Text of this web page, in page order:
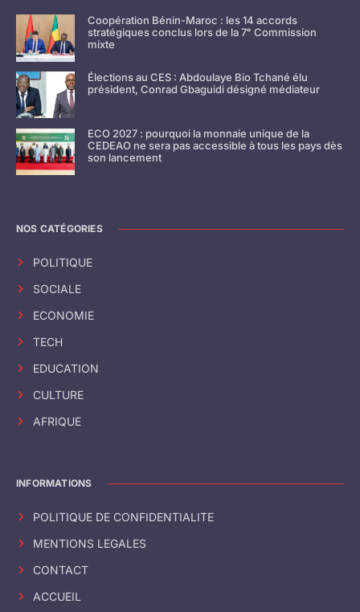
Coopération Bénin-Maroc : les 14 accords
stratégiques conclus lors de la 7ᵉ Commission
mixte
Élections au CES : Abdoulaye Bio Tchané élu
président, Conrad Gbaguidi désigné médiateur
ECO 2027 : pourquoi la monnaie unique de la
CEDEAO ne sera pas accessible à tous les pays dès
son lancement
NOS CATÉGORIES
POLITIQUE
SOCIALE
ECONOMIE
TECH
EDUCATION
CULTURE
AFRIQUE
INFORMATIONS
POLITIQUE DE CONFIDENTIALITE
MENTIONS LEGALES
CONTACT
ACCUEIL